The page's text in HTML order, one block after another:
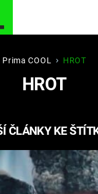
BUFFY, PŘEMOŽITELKA
AVENGERS 5
Prima COOL HROT
HROT
ČLÁNKY KE